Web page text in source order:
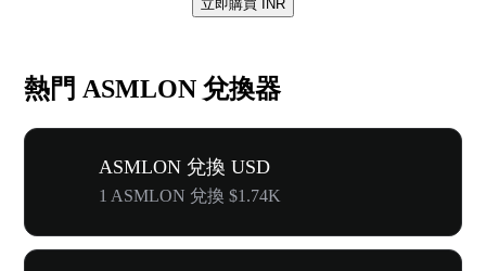
立即購買 INR
熱門 ASMLON 兌換器
ASMLON 兌換 USD
1 ASMLON 兌換 $1.74K